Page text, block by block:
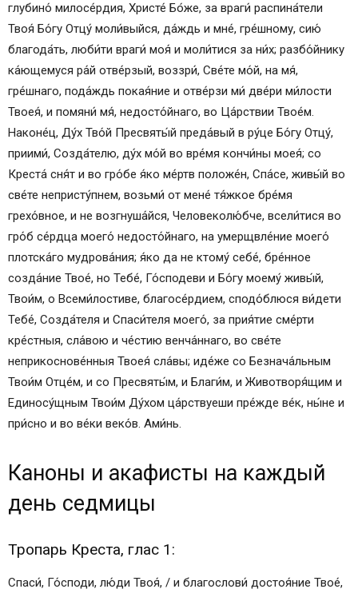
глубино́ милосе́рдия, Христе́ Бо́же, за враги́ распина́тели
Твоя́ Бо́гу Отцу́ моли́выйся, да́ждь и мне́, гре́шному, сию́
благода́ть, люби́ти враги́ моя́ и моли́тися за ни́х; разбо́йнику
ка́ющемуся ра́й отве́рзый, воззри́, Све́те мо́й, на мя́,
гре́шнаго, пода́ждь покая́ние и отве́рзи ми́ две́ри ми́лости
Твоея́, и помяни́ мя́, недосто́йнаго, во Ца́рствии Твое́м.
Наконе́ц, Ду́х Тво́й Пресвяты́й преда́вый в ру́це Бо́гу Отцу́,
приими́, Созда́телю, ду́х мо́й во вре́мя кончи́ны моея́; со
Креста́ сня́т и во гро́бе я́ко ме́ртв положе́н, Спа́се, живы́й во
све́те непристу́пнем, возьми́ от мене́ тя́жкое бре́мя
грехо́вное, и не возгнуша́йся, Человеколю́бче, всели́тися во
гро́б се́рдца моего́ недосто́йнаго, на умерщвле́ние моего́
плотска́го мудрова́ния; я́ко да не ктому́ себе́, бре́нное
созда́ние Твое́, но Тебе́, Го́сподеви и Бо́гу моему́ живы́й,
Твои́м, о Всеми́лостиве, благосе́рдием, сподо́блюся ви́дети
Тебе́, Созда́теля и Спаси́теля моего́, за прия́тие сме́рти
кре́стныя, сла́вою и че́стию венча́ннаго, во све́те
неприкоснове́нныя Твоея́ сла́вы; иде́же со Безнача́льным
Твои́м Отце́м, и со Пресвяты́м, и Благи́м, и Животворя́щим и
Единосу́щным Твои́м Ду́хом ца́рствуеши пре́жде ве́к, ны́не и
при́сно и во ве́ки веко́в. Ами́нь.
Каноны и акафисты на каждый
день седмицы
Тропарь Креста, глас 1:
Спаси́, Го́споди, лю́ди Твоя́, / и благослови́ достоя́ние Твое́,